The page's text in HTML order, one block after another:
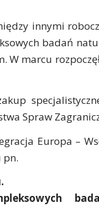
innymi
badań
marcu
Spraw
Europa –
pn.